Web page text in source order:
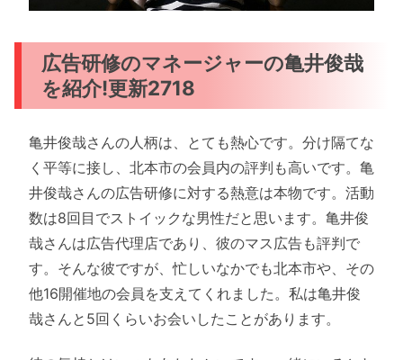
広告研修のマネージャーの亀井俊哉
を紹介!更新2718
亀井俊哉さんの人柄は、とても熱心です。分け隔てな
く平等に接し、北本市の会員内の評判も高いです。亀
井俊哉さんの広告研修に対する熱意は本物です。活動
数は8回目でストイックな男性だと思います。亀井俊
哉さんは広告代理店であり、彼のマス広告も評判で
す。そんな彼ですが、忙しいなかでも北本市や、その
他16開催地の会員を支えてくれました。私は亀井俊
哉さんと5回くらいお会いしたことがあります。